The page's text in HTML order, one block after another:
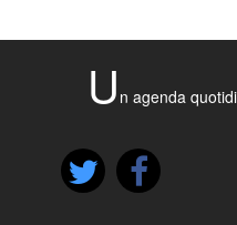
U n agenda